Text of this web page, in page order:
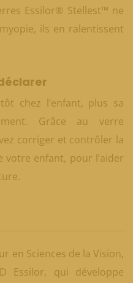
Essilor® Stellest™ ne
ils en ralentissent
chez l’enfant, plus sa
Grâce au verre
corriger et contrôler la
enfant, pour l’aider
en Sciences de la Vision,
Essilor, qui développe